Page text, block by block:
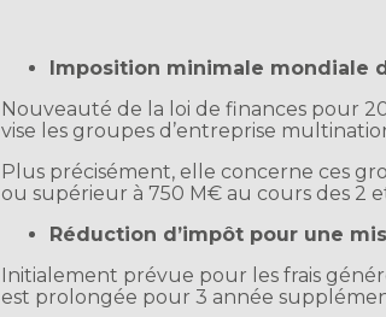
Imposition minimale mondiale
Nouveauté de la loi de finances pour
vise les groupes d’entreprise
Plus précisément, elle concerne ces
ou supérieur à 750 M€ au cours des 2
Réduction d’impôt pour une
Initialement prévue pour les frais
est prolongée pour 3 année